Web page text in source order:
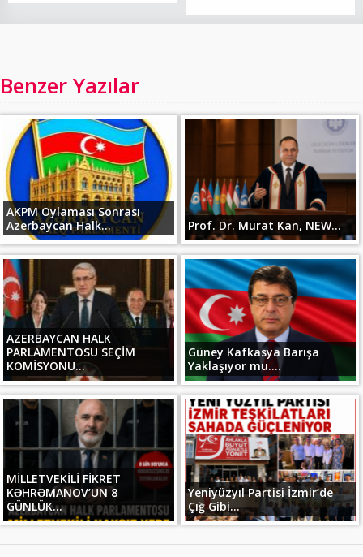
Benzer Yazılar
AKPM Oylaması Sonrası
Azerbaycan Halk...
Prof. Dr. Murat Kan, NEW...
AZERBAYCAN HALK
PARLAMENTOSU SEÇİM
KOMİSYONU...
Güney Kafkasya Barışa
Yaklaşıyor mu....
MİLLETVEKİLİ FİKRET
KƏHRƏMANOV’UN 8
GÜNLÜK...
Yeniyüzyıl Partisi İzmir’de
Çığ Gibi...